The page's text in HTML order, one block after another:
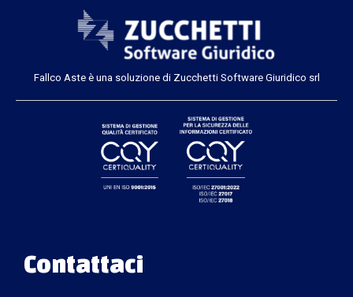
Fallco Aste è una soluzione di Zucchetti Software Giuridico srl
Contattaci